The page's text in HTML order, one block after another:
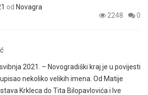
od Novagra
2248
0
svibnja 2021. – Novogradiški kraj je u povijesti
nekoliko velikih imena. Od Matije
Krkleca do Tita Bilopavlovića i Ive